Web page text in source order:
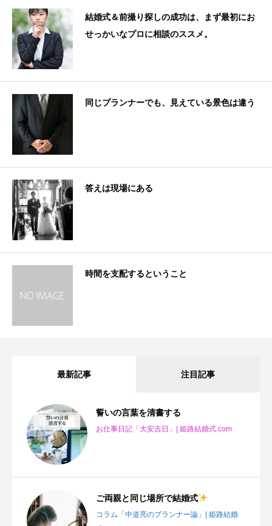
結婚式＆前撮り探しの成功は、まず最初にお
せっかいなプロに相談のススメ。
同じプランナーでも、見えている景色は違う
答えは現場にある
時間を支配するということ
最新記事 注目記事
誓いの言葉を清書する
お仕事日記「大安吉日」| 姫路結婚式.com
ご両親と同じ場所で結婚式
コラム「中道亮のプランナー論」| 姫路結婚